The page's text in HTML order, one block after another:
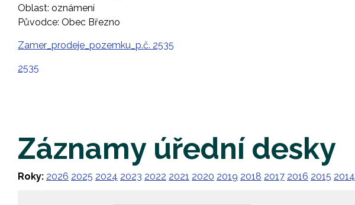
Oblast: oznámení
Původce: Obec Březno
Zamer_prodeje_pozemku_p.č. 2535
2535
Záznamy úřední desky
Roky: 2026 2025 2024 2023 2022 2021 2020 2019 2018 2017 2016 2015 2014